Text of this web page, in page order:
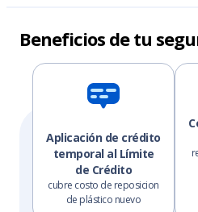
Beneficios de tu
Aplicación de crédito
temporal al Límite
de Crédito
cubre costo de reposicion
de plástico nuevo